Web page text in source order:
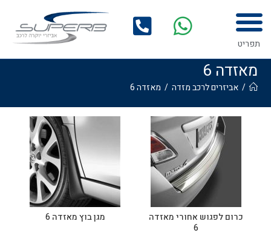
תפריט
מאזדה 6
/ אביזרים לרכב מזדה / מאזדה 6
כרום לפגוש אחורי מאזדה
6
מגן בוץ מאזדה 6